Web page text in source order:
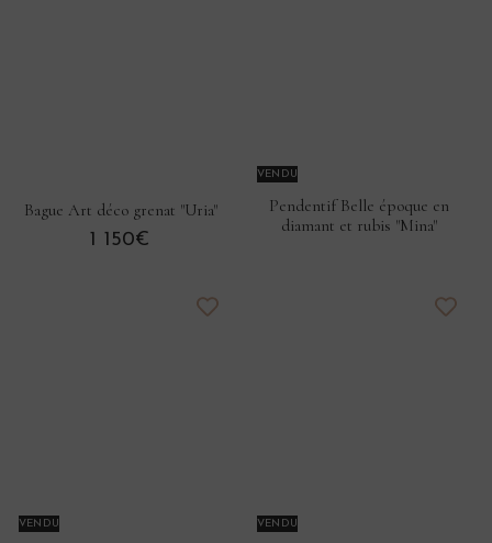
Bague Art déco grenat "Uria"
1 150€
VENDU
Pendentif Belle époque en
diamant et rubis "Mina"
VENDU VENDU